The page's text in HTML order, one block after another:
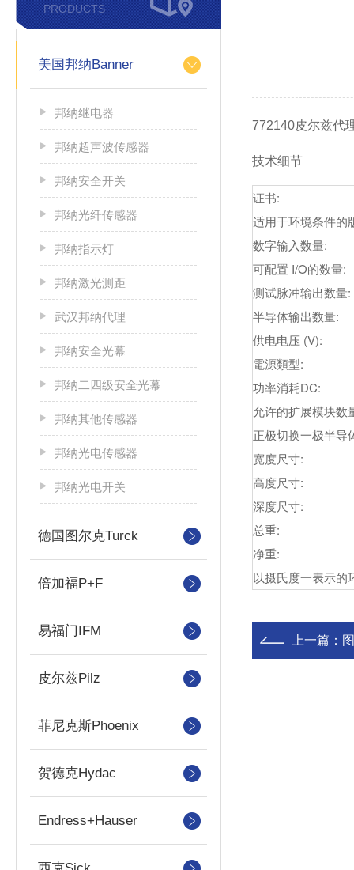
PRODUCTS
美国邦纳Banner
邦纳继电器
邦纳超声波传感器
邦纳安全开关
邦纳光纤传感器
邦纳指示灯
邦纳激光测距
武汉邦纳代理
邦纳安全光幕
邦纳二四级安全光幕
邦纳其他传感器
邦纳光电传感器
邦纳光电开关
德国图尔克Turck
倍加福P+F
易福门IFM
皮尔兹Pilz
菲尼克斯Phoenix
贺德克Hydac
Endress+Hauser
772140皮尔兹代
技术细节
证书:
适用于环境条件的
数字输入数量:
可配置 I/O的数量:
测试脉冲输出数量:
半导体输出数量:
供电电压 (V):
電源類型:
功率消耗DC:
允许的扩展模块数
正极切换一极半导
宽度尺寸:
高度尺寸:
深度尺寸:
总重:
净重:
以摄氏度一表示的
上一篇：